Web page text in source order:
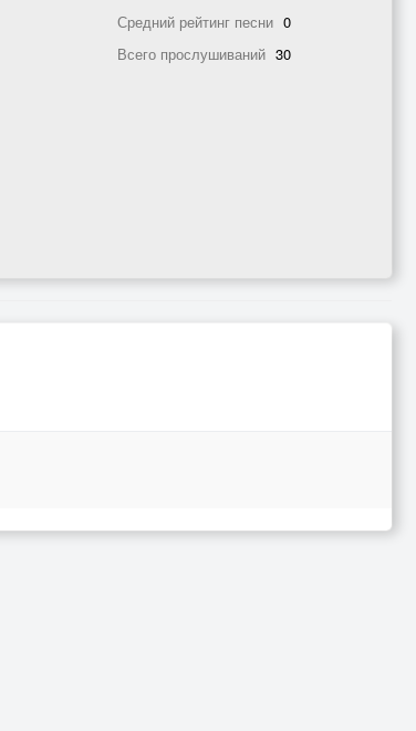
Средний рейтинг песни 0
Всего прослушиваний 30